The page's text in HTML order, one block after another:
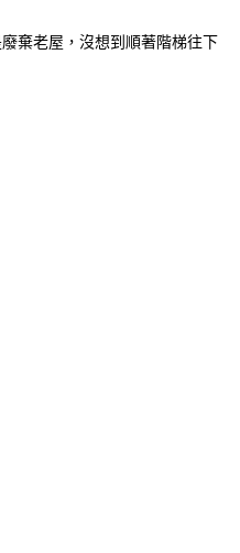
棄老屋，沒想到順著階梯往下